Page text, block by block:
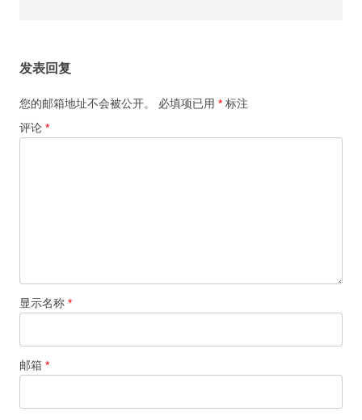
发表回复
您的邮箱地址不会被公开。 必填项已用 * 标注
评论 *
显示名称 *
邮箱 *